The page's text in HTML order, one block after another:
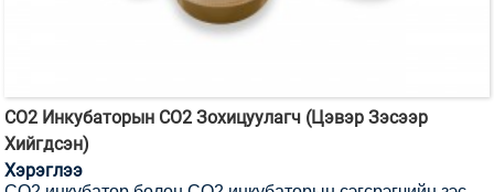
CO2 Инкубаторын CO2 Зохицуулагч (цэвэр Зэсээр
Хийгдсэн)
Хэрэглээ